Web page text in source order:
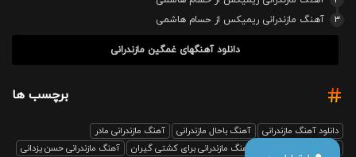
3
آهنگ مازندرانی ریمیکس از حسام هاشمی
دانلود آهنگهای غمگین مازندرانی
برچسب ها
دانلود آهنگ مازندرانی آهنگ باحال مازندرانی
آهنگ مازندرانی مادر
آهنگ مازندرانی برای کشتی گیران آهنگ مازندرانی حسن یزدانی